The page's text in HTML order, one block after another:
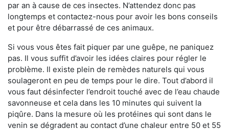
par an à cause de ces insectes. N’attendez donc pas
longtemps et contactez-nous pour avoir les bons conseils
et pour être débarrassé de ces animaux.
Si vous vous êtes fait piquer par une guêpe, ne paniquez
pas. Il vous suffit d’avoir les idées claires pour régler le
problème. Il existe plein de remèdes naturels qui vous
soulageront en peu de temps pour le dire. Tout d’abord il
vous faut désinfecter l’endroit touché avec de l’eau chaude
savonneuse et cela dans les 10 minutes qui suivent la
piqûre. Dans la mesure où les protéines qui sont dans le
venin se dégradent au contact d’une chaleur entre 50 et 55